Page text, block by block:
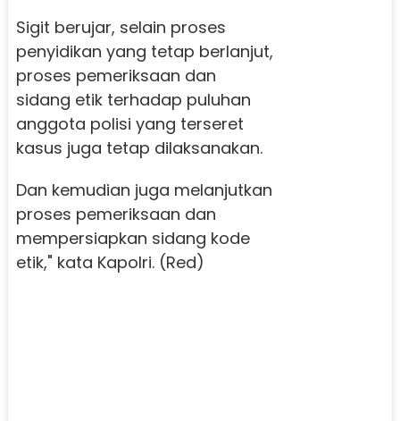
Sigit berujar, selain proses
penyidikan yang tetap berlanjut,
proses pemeriksaan dan
sidang etik terhadap puluhan
anggota polisi yang terseret
kasus juga tetap dilaksanakan.
Dan kemudian juga melanjutkan
proses pemeriksaan dan
mempersiapkan sidang kode
etik," kata Kapolri. (Red)